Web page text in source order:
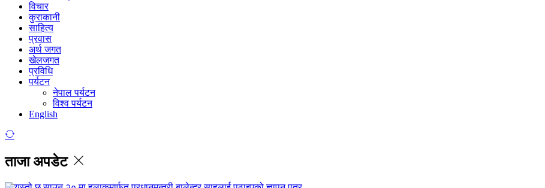
विचार
कुराकानी
साहित्य
प्रवास
अर्थ जगत
खेलजगत
प्रविधि
पर्यटन
नेपाल पर्यटन
विश्व पर्यटन
English
ताजा अपडेट